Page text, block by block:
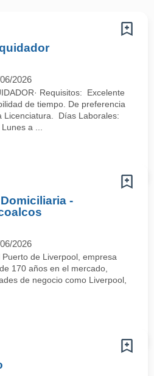
2026
Requisitos: Excelente
de tiempo. De preferencia
Licenciatura. Días Laborales:
a ...
-
2026
de Liverpool, empresa
170 años en el mercado,
de negocio como Liverpool,